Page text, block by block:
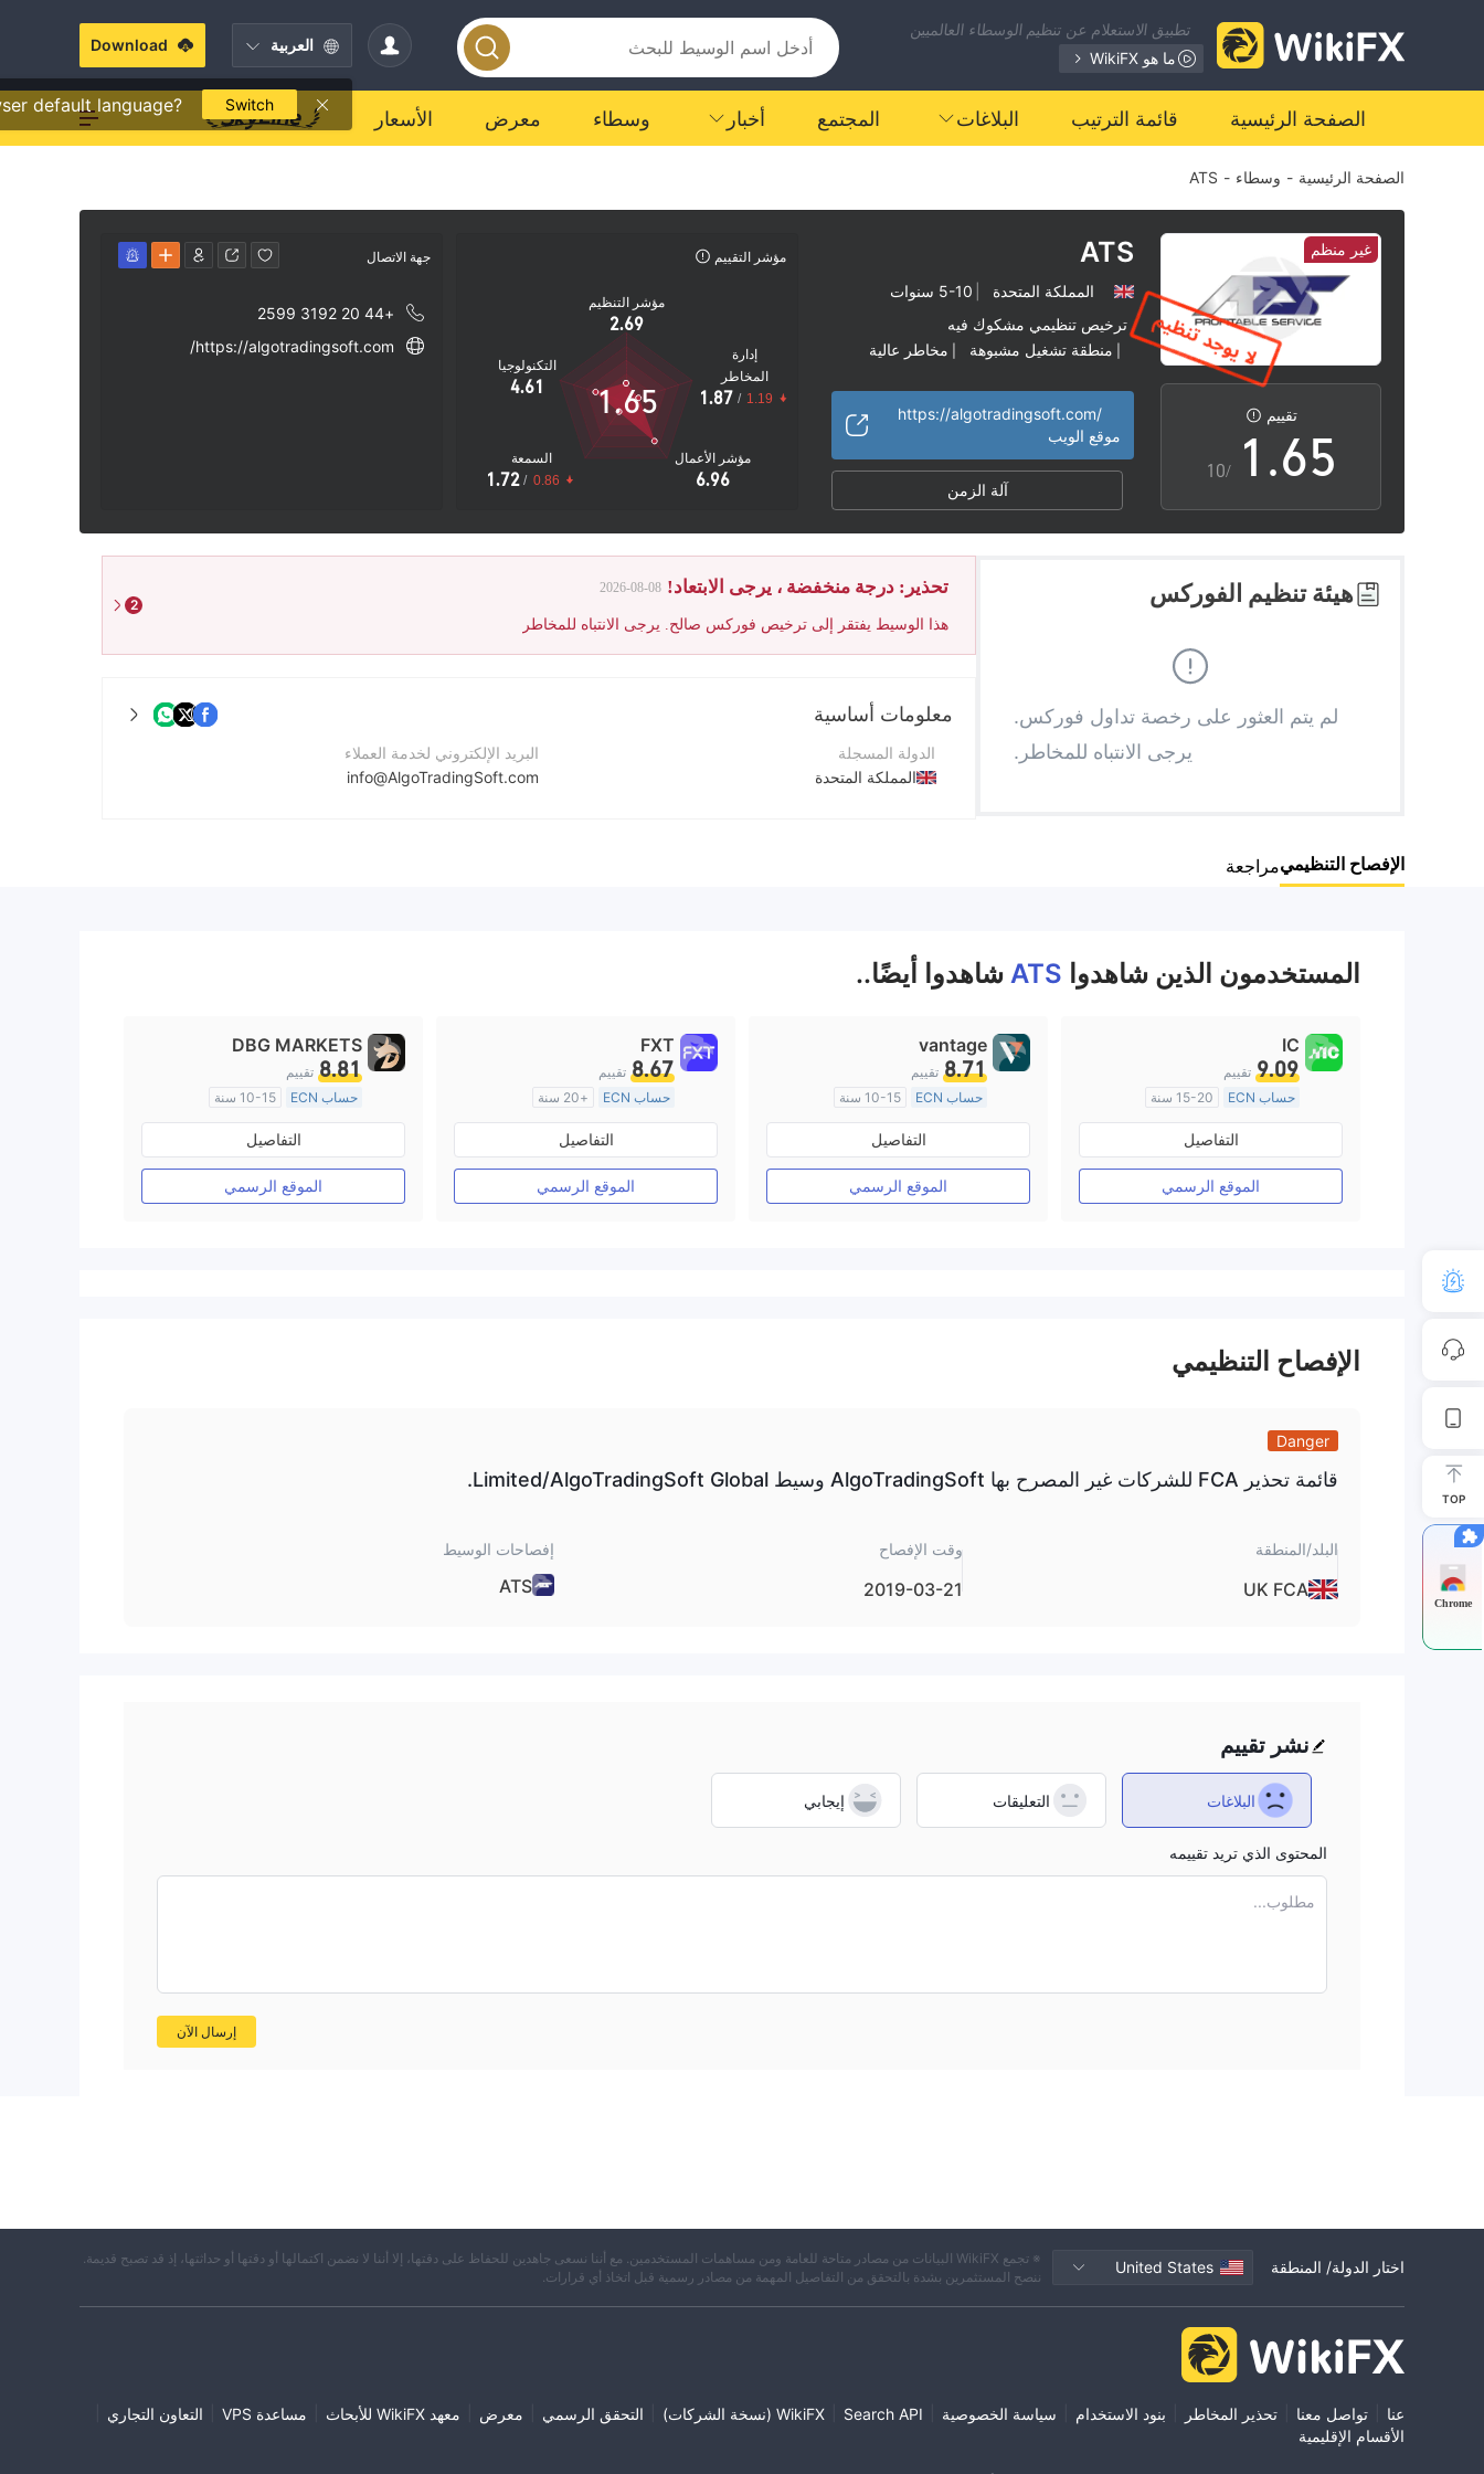
تطبيق الاستعلام عن تنظيم الوسطاء العالميين
ما هو WikiFX
العربية
default language? Switch
Download
الصفحة الرئيسية قائمة الترتيب البلاغات المجتمع أخبار وسطاء معرض الأسعار
الصفحة الرئيسية - وسطاء -
ATS
غير منظم
تقييم0
1
2
3
5
7
9
.
0
1
2
3
4
5
6
7
8
0
1
2
3
4
5
6
7
9
/10
ATS
المملكة المتحدة
5-10 سنوات
ترخيص تنظيمي مشكوك فيه
منطقة تشغيل مشبوهة مخاطر عالية
https://algotradingsoft.com/
موقع الويب
آلة الزمن
مؤشر التقييم
مؤشر التنظيم
2.69
التكنولوجيا
4.61
السمعة
1.72 / 0.86
مؤشر الأعمال
6.96
إدارة
المخاطر
1.87 / 1.19
1.65
جهة الاتصال
+44 20 3192 2599
https://algotradingsoft.com/
هيئة تنظيم الفوركس
لم يتم العثور على رخصة تداول فوركس.
يرجى الانتباه للمخاطر.
تحذير: درجة منخفضة ، يرجى الابتعاد! 2026-08-08
هذا الوسيط يفتقر إلى ترخيص فوركس صالح. يرجى الانتباه للمخاطر
2
معلومات أساسية
الدولة المسجلة
المملكة المتحدة
البريد الإلكتروني لخدمة العملاء
info@AlgoTradingSoft.com
الإفصاح التنظيميمراجعة
المستخدمون الذين شاهدوا ATS شاهدوا أيضًا..
IC
9.09 تقييم
حساب ECN
15-20 سنة
منظمة في أستراليا
صناعة السوق (MM)
رخصة كاملة ميتاتريدر ٤
التفاصيل
الموقع الرسمي
vantage
8.71 تقييم
حساب ECN
10-15 سنة
منظمة في أستراليا
صناعة السوق (MM)
رخصة كاملة ميتاتريدر ٤
التفاصيل
الموقع الرسمي
FXT
8.67 تقييم
حساب ECN
+20 سنة
منظمة في أستراليا
صناعة السوق (MM)
رخصة كاملة ميتاتريدر ٤
التفاصيل
الموقع الرسمي
DBG MARKETS
8.81 تقييم
حساب ECN
10-15 سنة
منظمة في أستراليا
صناعة السوق (MM)
رخصة كاملة ميتاتريدر ٤
التفاصيل
الموقع الرسمي
الإفصاح التنظيمي
Danger
قائمة تحذير FCA للشركات غير المصرح بها AlgoTradingSoft وسيط Limited/AlgoTradingSoft Global.
البلد/المنطقة
UK FCA
وقت الإفصاح
2019-03-21
إفصاحات الوسيط
ATS
نشر تقييم
البلاغات التعليقات إيجابي
المحتوى الذي تريد تقييمه
مطلوب...
إرسال الآن
TOP
Chrome
اختار الدولة/ المنطقة United States
※ تجمع WikiFX البيانات من مصادر متاحة للعامة ومن مساهمات المستخدمين. مع أننا نسعى جاهدين للحفاظ على دقتها، إلا أننا لا نضمن اكتمالها أو دقتها أو حداثتها، إذ قد تصبح قديمة.
ننصح المستثمرين بشدة بالتحقق من التفاصيل المهمة من مصادر رسمية قبل اتخاذ أي قرارات.
عنا تواصل معنا تحذير المخاطر بنود الاستخدام سياسة الخصوصية Search API WikiFX (نسخة الشركات) التحقق الرسمي معرض معهد WikiFX للأبحاث مساعدة VPS التعاون التجاري
الأقسام الإقليمية